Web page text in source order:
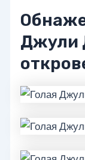
Джули